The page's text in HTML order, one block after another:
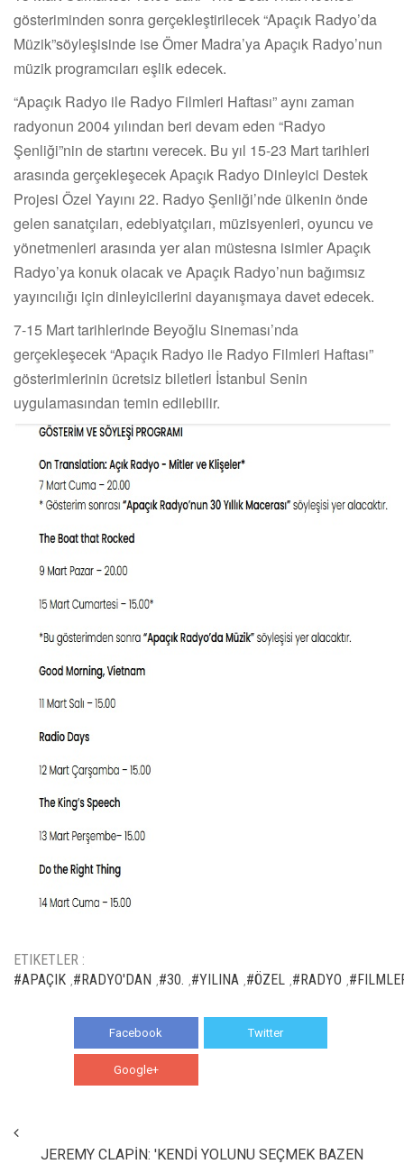
gösteriminden sonra gerçekleştirilecek “Apaçık Radyo’da
Müzik”söyleşisinde ise Ömer Madra’ya Apaçık Radyo’nun
müzik programcıları eşlik edecek.
“Apaçık Radyo ile Radyo Filmleri Haftası” aynı zaman
radyonun 2004 yılından beri devam eden “Radyo
Şenliği”nin de startını verecek. Bu yıl 15-23 Mart tarihleri
arasında gerçekleşecek Apaçık Radyo Dinleyici Destek
Projesi Özel Yayını 22. Radyo Şenliği’nde ülkenin önde
gelen sanatçıları, edebiyatçıları, müzisyenleri, oyuncu ve
yönetmenleri arasında yer alan müstesna isimler Apaçık
Radyo’ya konuk olacak ve Apaçık Radyo’nun bağımsız
yayıncılığı için dinleyicilerini dayanışmaya davet edecek.
7-15 Mart tarihlerinde Beyoğlu Sineması’nda
gerçekleşecek “Apaçık Radyo ile Radyo Filmleri Haftası”
gösterimlerinin ücretsiz biletleri İstanbul Senin
uygulamasından temin edilebilir.
ETIKETLER :
#APAÇIK #RADYO'DAN #30. #YILINA #ÖZEL #RADYO
Facebook Twitter
Google+
JEREMY CLAPİN: 'KENDİ YOLUNU SEÇMEK BAZEN